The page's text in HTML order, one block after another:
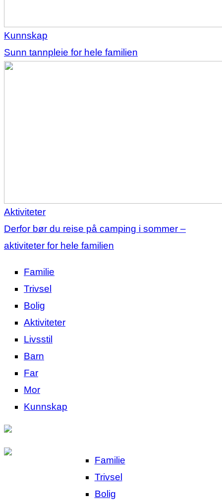
Kunnskap
Sunn tannpleie for hele familien
Aktiviteter
Derfor bør du reise på camping i sommer –
aktiviteter for hele familien
Familie
Trivsel
Bolig
Aktiviteter
Livsstil
Barn
Far
Mor
Kunnskap
Familie
Trivsel
Bolig